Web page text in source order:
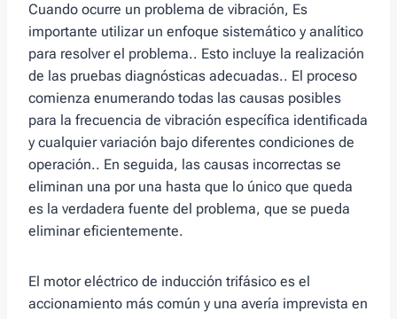
Cuando ocurre un problema de vibración, Es
importante utilizar un enfoque sistemático y analítico
para resolver el problema.. Esto incluye la realización
de las pruebas diagnósticas adecuadas.. El proceso
comienza enumerando todas las causas posibles
para la frecuencia de vibración específica identificada
y cualquier variación bajo diferentes condiciones de
operación.. En seguida, las causas incorrectas se
eliminan una por una hasta que lo único que queda
es la verdadera fuente del problema, que se pueda
eliminar eficientemente.
El motor eléctrico de inducción trifásico es el
accionamiento más común y una avería imprevista en